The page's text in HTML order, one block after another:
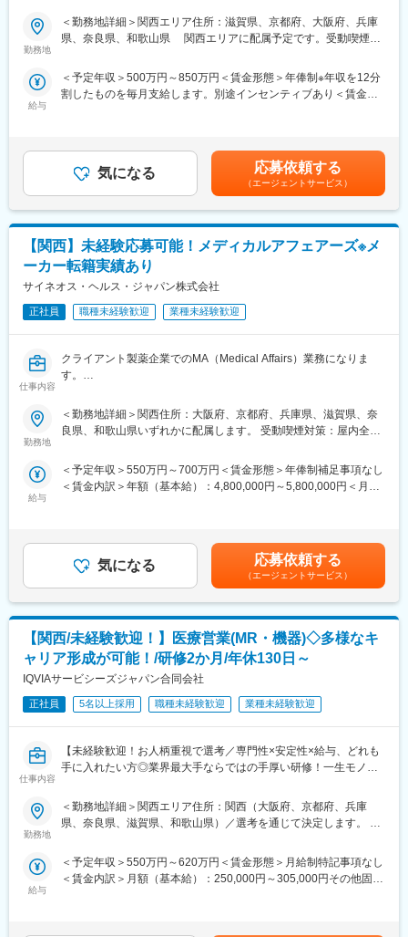
て、アサインを検討します。
会、自身の強みを活かしたPJ相談などが可能です。定期的な面談
を通じて、その時々に応じたプロジェクトを提示するなどフレキ
■明確な評価制度：
自身の成果や頑張りが客観的に評価され、年収に反映されます。
また、在籍年数が増えると永年勤続報奨金や四半期一時金などの
手当もアップします。つまり、やりがいや努力がきちんと報われ
る報酬制度になっています。
【サポート体制】
配属後は担当マネージャーが丁寧に支援します。日々の仕事の悩
す。また知識・スキルレベルを上げるために様々な研修をご用意
変更の範囲：会社の定める業務
■業務内容：
して医薬品情報の伝達や、安全性や有効性情報をご提供いただき
ます。有効性について情報の収集と会社への報告業務もお願いい
件から勤務地をご提案させていただきます。年収は現職考慮（モ
デル年収：20代650万、40代後半850万）領域を変えてのPJT打診
も可能です。また、無期雇用派遣となるため、ＰＪＴの期間外も
ベース給与は保証いたします。
■MRとして働く魅力
（1）最大限希望を考慮します：
全国50地域以上のPJTからご提案し、なるべくご希望の勤務地に
アサインが可能です。また、次の契約での再配属の際の地域もし
っかり考慮いたします。これは小規模ならではの社内バッティン
CSO業界で10年以上のキャリアを持つベテラン社員が、あなたの
生涯のわたる「キャリア形成」を丁寧にサポートします。その繋
PJTも紹介可能、また過去には、10年ほどブランクのある50代の
方のご支援の実績もあるなど選考の合格率も高いです。
としてパフォーマンスが高い場合は50代の方でも正社員への転換
もあります。契約の更新についても著しく業務態度が悪い／業績
先を探します。また、過去営業成績の優秀な方ではメーカー登用
の実績もあります。
変更の範囲：会社の定める業務
勤務地
＜勤務地詳細＞関西エリア住所：滋賀県、京都府、大阪府、兵庫
県、奈良県、和歌山県 関西エリアに配属予定です。受動喫煙対
ーク含む）
給与
＜予定年収＞500万円～850万円＜賃金形態＞年俸制※年収を12分
割したものを毎月支給します。別途インセンティブあり＜賃金内
円（12分割）（一律手当を含む）＜昇給有無＞有＜残業手当＞有
＜給与補足＞※面接を通して、ご経験やスキルにより当社規定に基
づき決定いたします。■昇給、インセンティブあり■モデル年収：
20代650万、40代後半850万賃金はあくまでも目安の金額であ
り、選考を通じて上下する可能性があります。月給(月額)は固定手
当を含めた表記です。
気になる 応募依頼する
（エージェントサービス）
【関西】未経験応募可能！メディカルアフェアーズ※メ
ーカー転籍実績あり
サイネオス・ヘルス・ジャパン株式会社
正社員 職種未経験歓迎 業種未経験歓迎
仕事内容
クライアント製薬企業でのMA（Medical Affairs）業務になりま
す。
=主な業務=
・メディカル戦略に沿った企画立案
・社内ステークホルダーとの協働
※クライアントオフィスに週3日程度出社いただく必要があります
※メディカルイベント参加のための宿泊出張があります（頻度は少
入社時、配属後の研修は内容の質、レベルの高さ、フォローアッ
プ体制は業界屈指と評判です。同社だけでなく、クライアントで
ある医薬品メーカーの社員も参加するなど、品質の高い研修が用
意されています。加えて、上長によるトレーニングやサポートに
より、職種未経験の方が多く活躍されています。
■同社の特徴：同社は製薬／バイオ／医療機器等のヘルスケア業界
にクリニカル、コマーシャル、コンサルティングのサービスを提
供するグローバル企業です。世界110ヶ国に拠点をもち、29,000
人の従業員が一丸となって、様々なプロダクトを持つヘルスケア
イクルに必要なベスト・イン・クラスのサービスを「ワンストッ
プ」で提供しています。550社以上の顧客と取引の実績があり、
客に、各領域において深い専門知識を有するスタッフが知識や経
験をもって課題解決に取り組んでいます。
勤務地
＜勤務地詳細＞関西住所：大阪府、京都府、兵庫県、滋賀県、奈
良県、和歌山県いずれかに配属します。 受動喫煙対策：屋内全面
給与
＜予定年収＞550万円～700万円＜賃金形態＞年俸制補足事項なし
＜賃金内訳＞年額（基本給）：4,800,000円～5,800,000円＜月額
であり、選考を通じて上下する可能性があります。月給(月額)は固
定手当を含めた表記です。
気になる 応募依頼する
（エージェントサービス）
【関西/未経験歓迎！】医療営業(MR・機器)◇多様なキ
ャリア形成が可能！/研修2か月/年休130日～
IQVIAサービシーズジャパン合同会社
正社員 5名以上採用 職種未経験歓迎 業種未経験歓迎
仕事内容
【未経験歓迎！お人柄重視で選考／専門性×安定性×給与、どれも
手に入れたい方◎業界最大手ならではの手厚い研修！一生モノの
パス豊富】
職です。IQVIAのお客様である国内医薬品メーカーにて、医薬品の
営業活動を行っていただきます。
勤務地
＜勤務地詳細＞関西エリア住所：関西（大阪府、京都府、兵庫
県、奈良県、滋賀県、和歌山県）／選考を通じて決定します。 受
規則に準ずる）変更の範囲：会社の定める事業所
給与
＜予定年収＞550万円～620万円＜賃金形態＞月給制特記事項なし
＜賃金内訳＞月額（基本給）：250,000円～305,000円その他固定